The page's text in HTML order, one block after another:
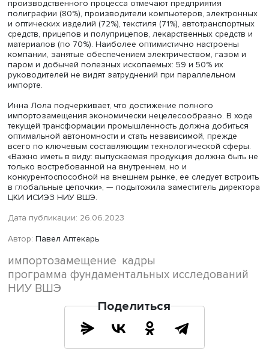
Эксперты ЦКИ ИСИЭЗ отмечают, что в конце 2022-го —
2023 года зависимость промышленности от
импортного оборудования оставалась весьма
18% руководителей отмечали крайне высокую
47% — высокую, низкой ее назвали 32% менеджеров. В
добывающей отрасли чаще о высокой зависимости
сообщали руководители угледобывающих предприятий
производствами (40%), текстильными и
деревообрабатывающими предприятиями (39 и 35%), а
производители одежды (35%).
Авторы исследования отмечают возможность
фрагментарного отказа от импортных составляющих в
производственном процессе в краткосрочной
более 60% руководителей предполагают, что в течение
одного года — трех лет смогут частично не
зарубежное оборудование, комплектующие,
более чем в три раза меньше — 18% считают отказ
предприятия способны полностью отказаться от
составляющих. Чаще других невозможным отказ от
поставок считают руководители текстильных
По данным опроса, 22% предприятий получают
важные компоненты производственного процесса в
параллельного импорта. 54% респондентов называют